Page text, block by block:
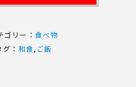
ゴリー：食べ物
グ： 和食, ご飯